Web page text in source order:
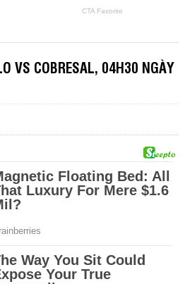
VS COBRESAL, 04H30 NGÀY